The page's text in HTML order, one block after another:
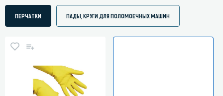
ПЕРЧАТКИ ПАДЫ, КРУГИ ДЛЯ ПОЛОМОЕЧНЫХ МАШИН